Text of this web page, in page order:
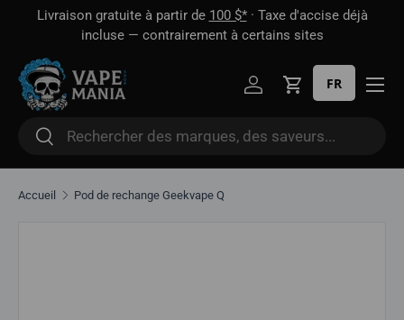
Aller directement au contenu
Livraison gratuite à partir de 100 $*· Taxe d'accise déjà
incluse — contrairement à certains sites
Rechercher
Rechercher
Se connecter
Panier
FR
Accueil Pod de rechange Geekvape Q